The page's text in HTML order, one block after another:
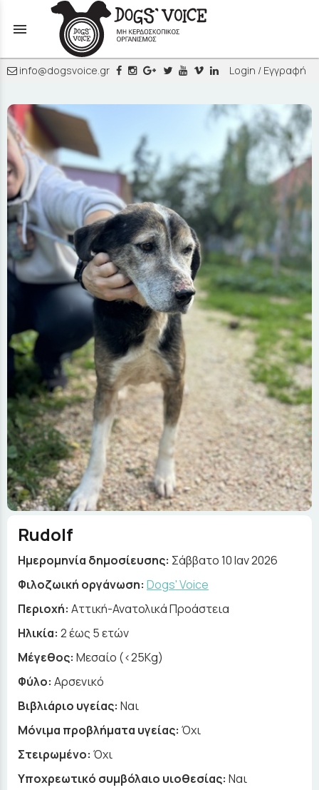
menu
info@dogsvoice.gr Login / Εγγραφή
Rudolf
Ημερομηνία δημοσίευσης: Σάββατο 10 Ιαν 2026
Φιλοζωική οργάνωση: Dogs' Voice
Περιοχή: Αττική-Ανατολικά Προάστεια
Ηλικία: 2 έως 5 ετών
Μέγεθος: Μεσαίο (<25Kg)
Φύλο: Αρσενικό
Βιβλιάριο υγείας: Ναι
Μόνιμα προβλήματα υγείας: Όχι
Στειρωμένο: Όχι
Υποχρεωτικό συμβόλαιο υιοθεσίας: Ναι